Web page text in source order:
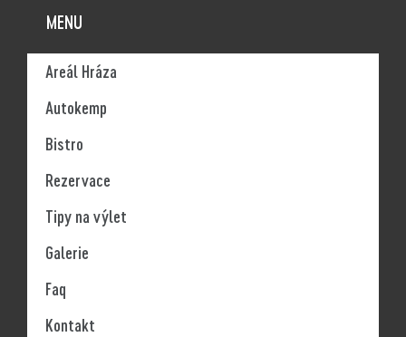
MENU
Areál Hráza
Autokemp
Bistro
Rezervace
Tipy na výlet
Galerie
Faq
Kontakt